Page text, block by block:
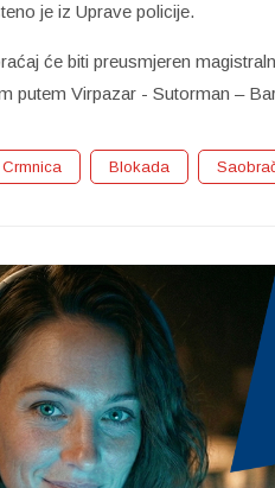
je iz Uprave policije.
će biti preusmjeren
putem Virpazar - Sutorman –
Crmnica Blokada